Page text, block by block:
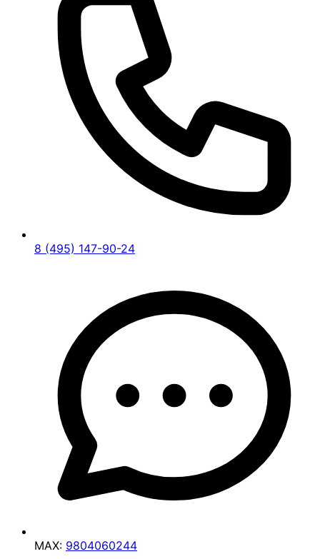
8 (495) 147-90-24
MAX: 9804060244